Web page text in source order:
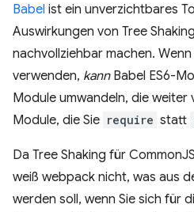
Babel ist ein unverzichtbares
Auswirkungen von Tree
nachvollziehbar machen. Wenn
verwenden, kannBabel ES6-
Module umwandeln, die weiter
Module, die Sie require statt
Da Tree Shaking für
weiß webpack nicht, was aus
werden soll, wenn Sie sich für